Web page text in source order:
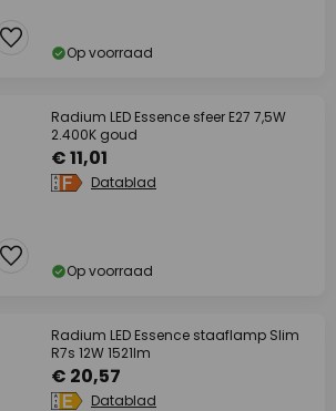
Op voorraad
Radium LED Essence sfeer E27 7,5W
2.400K goud
€ 11,01
Datablad
Op voorraad
Radium LED Essence staaflamp Slim
R7s 12W 1521lm
€ 20,57
Datablad